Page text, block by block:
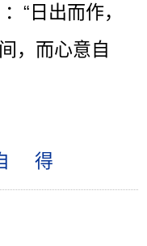
“日出而作，
，而心意自
得